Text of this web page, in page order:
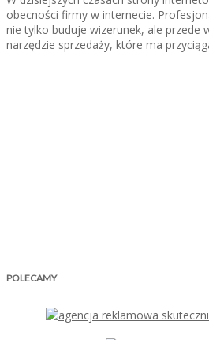
obecności firmy w internecie.
nie tylko buduje wizerunek, ale przede
narzędzie sprzedaży, które ma
POLECAMY